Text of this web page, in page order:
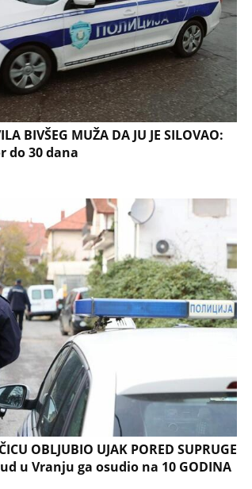
BIVŠEG MUŽA DA JU JE SILOVAO:
do 30 dana
OBLJUBIO UJAK PORED SUPRUGE
u Vranju ga osudio na 10 GODINA